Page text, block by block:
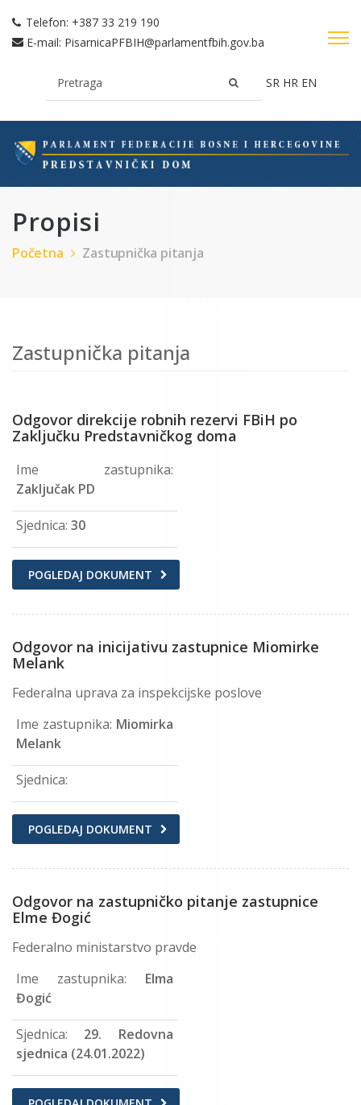
Telefon: +387 33 219 190
E-mail: PisarnicaPFBIH@parlamentfbih.gov.ba
SR HR EN
Propisi
Početna Zastupnička pitanja
Zastupnička pitanja
Odgovor direkcije robnih rezervi FBiH po
Zaključku Predstavničkog doma
Ime zastupnika:
Zaključak PD
Sjednica: 30
POGLEDAJ DOKUMENT
Odgovor na inicijativu zastupnice Miomirke
Melank
Federalna uprava za inspekcijske poslove
Ime zastupnika: Miomirka
Melank
Sjednica:
POGLEDAJ DOKUMENT
Odgovor na zastupničko pitanje zastupnice
Elme Đogić
Federalno ministarstvo pravde
Ime zastupnika: Elma
Đogić
Sjednica: 29. Redovna
sjednica (24.01.2022)